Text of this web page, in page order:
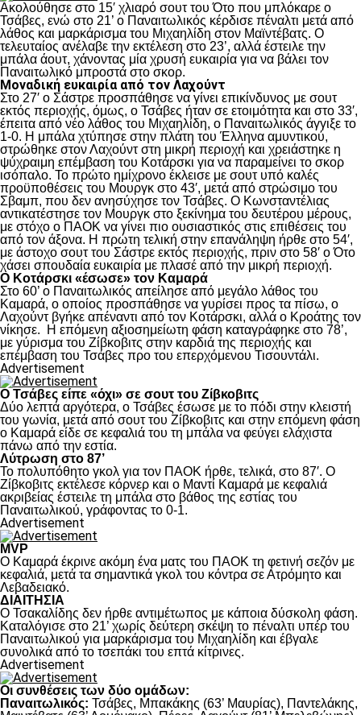
Ακολούθησε στο 15′ χλιαρό σουτ του Ότο που μπλόκαρε ο
Τσάβες, ενώ στο 21’ ο Παναιτωλικός κέρδισε πέναλτι μετά από
λάθος και μαρκάρισμα του Μιχαηλίδη στον Μαϊντέβατς. Ο
τελευταίος ανέλαβε την εκτέλεση στο 23’, αλλά έστειλε την
μπάλα άουτ, χάνοντας μία χρυσή ευκαιρία για να βάλει τον
Παναιτωλικό μπροστά στο σκορ.
Μοναδική ευκαιρία από τον Λαχούντ
Στο 27′ ο Σάστρε προσπάθησε να γίνει επικίνδυνος με σουτ
εκτός περιοχής, όμως, ο Τσάβες ήταν σε ετοιμότητα και στο 33′,
έπειτα από νέο λάθος του Μιχαηλίδη, ο Παναιτωλικός άγγιξε το
1-0. Η μπάλα χτύπησε στην πλάτη του Έλληνα αμυντικού,
στρώθηκε στον Λαχούντ στη μικρή περιοχή και χρειάστηκε η
ψύχραιμη επέμβαση του Κοτάρσκι για να παραμείνει το σκορ
ισόπαλο. Το πρώτο ημίχρονο έκλεισε με σουτ υπό καλές
προϋποθέσεις του Μουργκ στο 43′, μετά από στρώσιμο του
Σβαμπ, που δεν ανησύχησε τον Τσάβες. Ο Κωνσταντέλιας
αντικατέστησε τον Μουργκ στο ξεκίνημα του δευτέρου μέρους,
με στόχο ο ΠΑΟΚ να γίνει πιο ουσιαστικός στις επιθέσεις του
από τον άξονα. Η πρώτη τελική στην επανάληψη ήρθε στο 54′,
με άστοχο σουτ του Σάστρε εκτός περιοχής, πριν στο 58′ ο Ότο
χάσει σπουδαία ευκαιρία με πλασέ από την μικρή περιοχή.
Ο Κοτάρσκι «έσωσε» τον Καμαρά
Στο 60’ ο Παναιτωλικός απείλησε από μεγάλο λάθος του
Καμαρά, ο οποίος προσπάθησε να γυρίσει προς τα πίσω, ο
Λαχούντ βγήκε απέναντι από τον Κοτάρσκι, αλλά ο Κροάτης τον
νίκησε. Η επόμενη αξιοσημείωτη φάση καταγράφηκε στο 78’,
με γύρισμα του Ζίβκοβιτς στην καρδιά της περιοχής και
επέμβαση του Τσάβες προ του επερχόμενου Τισουντάλι.
Advertisement
Ο Τσάβες είπε «όχι» σε σουτ του Ζίβκοβιτς
Δύο λεπτά αργότερα, ο Τσάβες έσωσε με το πόδι στην κλειστή
του γωνία, μετά από σουτ του Ζίβκοβιτς και στην επόμενη φάση
ο Καμαρά είδε σε κεφαλιά του τη μπάλα να φεύγει ελάχιστα
πάνω από την εστία.
Λύτρωση στο 87’
Το πολυπόθητο γκολ για τον ΠΑΟΚ ήρθε, τελικά, στο 87′. Ο
Ζίβκοβιτς εκτέλεσε κόρνερ και ο Μαντί Καμαρά με κεφαλιά
ακριβείας έστειλε τη μπάλα στο βάθος της εστίας του
Παναιτωλικού, γράφοντας το 0-1.
Advertisement
MVP
Ο Καμαρά έκρινε ακόμη ένα ματς του ΠΑΟΚ τη φετινή σεζόν με
κεφαλιά, μετά τα σημαντικά γκολ του κόντρα σε Ατρόμητο και
Λεβαδειακό.
ΔΙΑΙΤΗΣΙΑ
Ο Τσακαλίδης δεν ήρθε αντιμέτωπος με κάποια δύσκολη φάση.
Καταλόγισε στο 21’ χωρίς δεύτερη σκέψη το πέναλτι υπέρ του
Παναιτωλικού για μαρκάρισμα του Μιχαηλίδη και έβγαλε
συνολικά από το τσεπάκι του επτά κίτρινες.
Advertisement
Οι συνθέσεις των δύο ομάδων:
Παναιτωλικός: Τσάβες, Μπακάκης (63’ Μαυρίας), Παντελάκης,